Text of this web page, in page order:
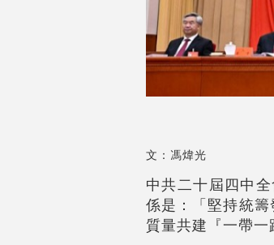
文：馮煒光
中共二十屆四中
係是：「堅持統
質量共建『一帶一